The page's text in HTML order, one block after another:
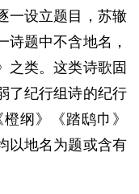
一设立题目，苏辙
诗题中不含地名，
之类。这类诗歌固
了纪行组诗的纪行
纲》《踏鸱巾》
以地名为题或含有